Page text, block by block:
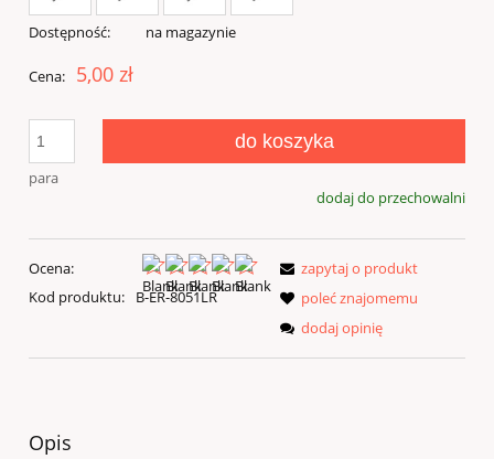
Dostępność: na magazynie
Cena: 5,00 zł
para
do koszyka
dodaj do przechowalni
Ocena:
Kod produktu:
B-ER-8051LR
zapytaj o produkt
poleć znajomemu
dodaj opinię
Opis